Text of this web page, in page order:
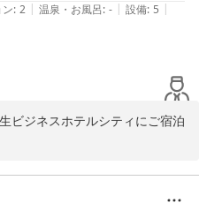
: 2 | 温泉・お風呂: - | 設備: 5 |
ビジネスホテルシティにご宿泊
います。機会がございました際